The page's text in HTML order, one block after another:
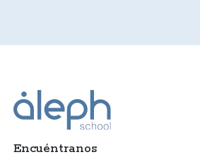
Encuéntranos